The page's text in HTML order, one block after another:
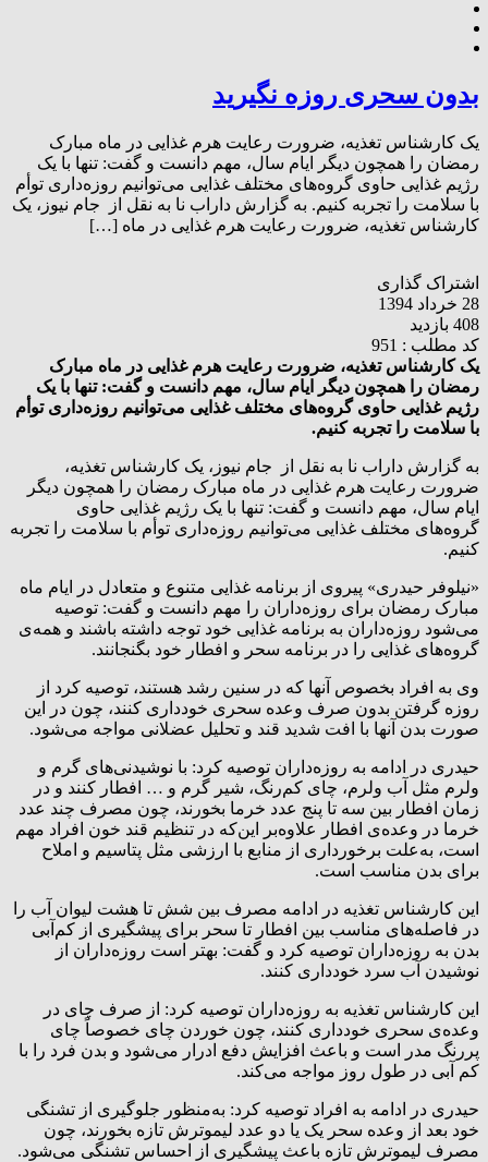
بدون سحری روزه نگیرید
یک کارشناس تغذیه، ضرورت رعایت هرم غذایی در ماه مبارک
رمضان را همچون دیگر ایام سال، مهم دانست و گفت: تنها با یک
رژیم غذایی حاوی گروه‌های مختلف غذایی می‌توانیم روزه‌داری توأم
با سلامت را تجربه کنیم. به گزارش داراب نا به نقل از جام نیوز، یک
کارشناس تغذیه، ضرورت رعایت هرم غذایی در ماه […]
اشتراک گذاری
28 خرداد 1394
408 بازدید
کد مطلب : 951
یک کارشناس تغذیه، ضرورت رعایت هرم غذایی در ماه مبارک
رمضان را همچون دیگر ایام سال، مهم دانست و گفت: تنها با یک
رژیم غذایی حاوی گروه‌های مختلف غذایی می‌توانیم روزه‌داری توأم
با سلامت را تجربه کنیم.
به گزارش داراب نا به نقل از جام نیوز، یک کارشناس تغذیه،
ضرورت رعایت هرم غذایی در ماه مبارک رمضان را همچون دیگر
ایام سال، مهم دانست و گفت: تنها با یک رژیم غذایی حاوی
گروه‌های مختلف غذایی می‌توانیم روزه‌داری توأم با سلامت را تجربه
کنیم.
«نیلوفر حیدری» پیروی از برنامه غذایی متنوع و متعادل در ایام ماه
مبارک رمضان برای روزه‌داران را مهم دانست و گفت: توصیه
می‌شود روزه‌داران به برنامه غذایی خود توجه داشته باشند و همه‌ی
گروه‌های غذایی را در برنامه سحر و افطار خود بگنجانند.
وی به افراد بخصوص آنها که در سنین رشد هستند، توصیه کرد از
روزه گرفتن بدون صرف وعده سحری خودداری کنند، چون در این
صورت بدن آنها با افت شدید قند و تحلیل عضلانی مواجه می‌شود.
حیدری در ادامه به روزه‌داران توصیه کرد: با نوشیدنی‌های گرم و
ولرم مثل آب ولرم، چای کم‌رنگ، شیر گرم و … افطار کنند و در
زمان افطار بین سه تا پنج عدد خرما بخورند، چون مصرف چند عدد
خرما در وعده‌ی افطار علاوه‌بر این‌که در تنظیم قند خون افراد مهم
است، به‌علت برخورداری از منابع با ارزشی مثل پتاسیم و املاح
برای بدن مناسب است.
این کارشناس تغذیه در ادامه مصرف بین شش تا هشت لیوان آب را
در فاصله‌های مناسب بین افطار تا سحر برای پیشگیری از کم‌آبی
بدن به روزه‌داران توصیه کرد و گفت: بهتر است روزه‌داران از
نوشیدن آب سرد خودداری کنند.
این کارشناس تغذیه به روزه‌داران توصیه کرد: از صرف چای در
وعده‌ی سحری خودداری کنند، چون خوردن چای خصوصاً چای
پررنگ مدر است و باعث افزایش دفع ادرار می‌شود و بدن فرد را با
کم آبی در طول روز مواجه می‌کند.
حیدری در ادامه به افراد توصیه کرد: به‌منظور جلوگیری از تشنگی
خود بعد از وعده سحر یک یا دو عدد لیموترش تازه بخورند، چون
مصرف لیموترش تازه باعث پیشگیری از احساس تشنگی می‌شود.